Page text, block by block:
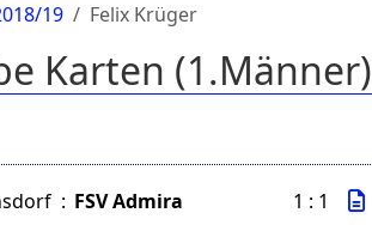
19 Felix Krüger
Karten (1.Männer)
: FSV Admira 1 : 1